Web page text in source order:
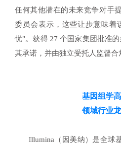
任何其他潜在的未来竞争对手
委员会表示，这些让步意味着
忧"。获得 27 个国家集团批准
其承诺，并由独立受托人监督合
基因组学
领域行业
Illumina（因美纳） 是全球